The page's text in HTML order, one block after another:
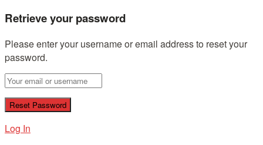
Retrieve your password
Please enter your username or email address to reset your
password.
Log In